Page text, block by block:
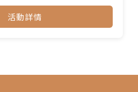
活動詳情